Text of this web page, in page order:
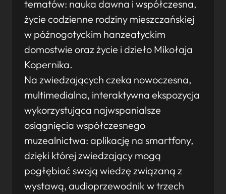
tematów: nauka dawna i współczesna,
życie codzienne rodziny mieszczańskiej
w późnogotyckim hanzeatyckim
domostwie oraz życie i dzieło Mikołaja
Kopernika.
Na zwiedzających czeka nowoczesna,
multimedialna, interaktywna ekspozycja
wykorzystująca najwspanialsze
osiągnięcia współczesnego
muzealnictwa: aplikację na smartfony,
dzięki której zwiedzający mogą
pogłębiać swoją wiedzę związaną z
wystawą, audioprzewodnik w trzech